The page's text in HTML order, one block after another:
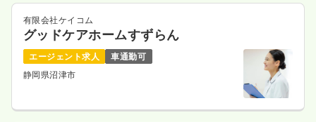
有限会社ケイコム
グッドケアホームすずらん
エージェント求人
車通勤可
静岡県沼津市